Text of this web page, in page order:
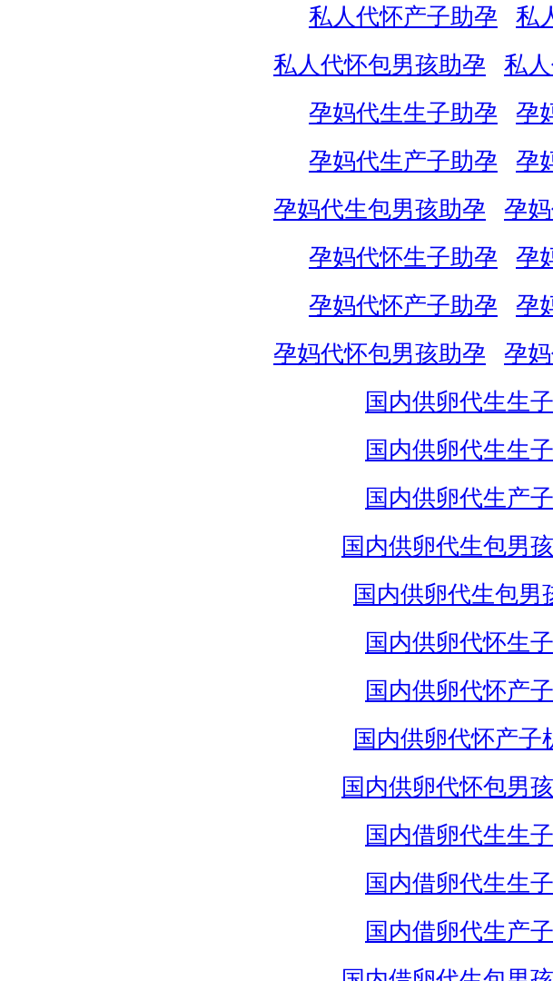
私人代怀产子助孕
私
私人代怀包男孩助孕
私
孕妈代生生子助孕
孕
孕妈代生产子助孕
孕
孕妈代生包男孩助孕
孕
孕妈代怀生子助孕
孕
孕妈代怀产子助孕
孕
孕妈代怀包男孩助孕
孕
国内供卵代生生
国内供卵代生生
国内供卵代生产
国内供卵代生包男
国内供卵代生包男
国内供卵代怀生
国内供卵代怀产
国内供卵代怀产子
国内供卵代怀包男
国内借卵代生生
国内借卵代生生
国内借卵代生产